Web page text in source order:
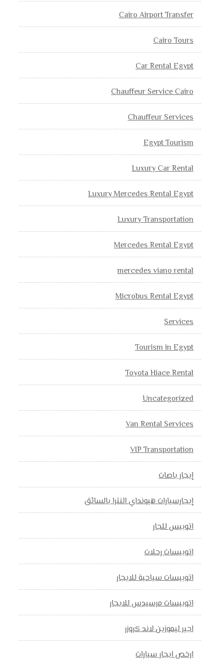
Cairo Airport Transfer
Cairo Tours
Car Rental Egypt
Chauffeur Service Cairo
Chauffeur Services
Egypt Tourism
Luxury Car Rental
Luxury Mercedes Rental Egypt
Luxury Transportation
Mercedes Rental Egypt
mercedes viano rental
Microbus Rental Egypt
Services
Tourism in Egypt
Toyota Hiace Rental
Uncategorized
Van Rental Services
VIP Transportation
إيجار باصات
إيجارسيارات هيونداي النترا بالسائق
اتوبيس للجار
اتوبيسات رحلات
اتوبيسات سياحية للايجار
اتوبيسات مرسيدس للايجار
اجير ليموزين لاند كروزر
ارخص ايجار سيارات